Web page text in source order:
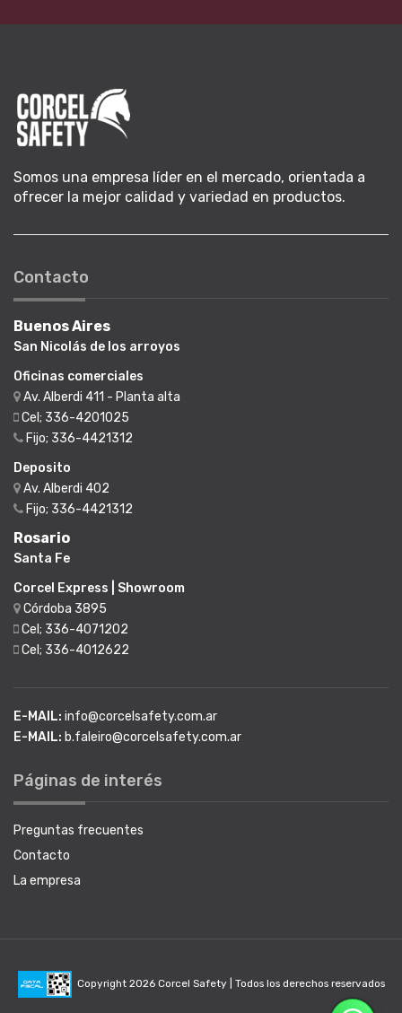
Somos una empresa líder en el mercado, orientada a
ofrecer la mejor calidad y variedad en productos.
Contacto
Buenos Aires
San Nicolás de los arroyos
Oficinas comerciales
Av. Alberdi 411 - Planta alta
Cel; 336-4201025
Fijo; 336-4421312
Deposito
Av. Alberdi 402
Fijo; 336-4421312
Rosario
Santa Fe
Corcel Express | Showroom
Córdoba 3895
Cel; 336-4071202
Cel; 336-4012622
E-MAIL: info@corcelsafety.com.ar
E-MAIL: b.faleiro@corcelsafety.com.ar
Páginas de interés
Preguntas frecuentes
Contacto
La empresa
Copyright 2026 Corcel Safety | Todos los derechos reservados